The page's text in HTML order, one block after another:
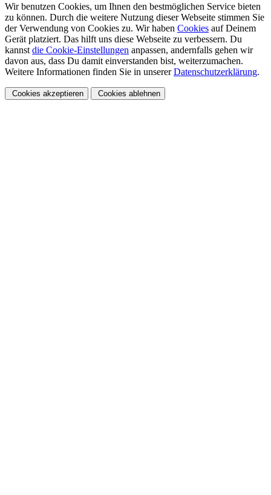
Wir benutzen Cookies, um Ihnen den bestmöglichen Service bieten
zu können. Durch die weitere Nutzung dieser Webseite stimmen Sie
der Verwendung von Cookies zu. Wir haben Cookies auf Deinem
Gerät platziert. Das hilft uns diese Webseite zu verbessern. Du
kannst die Cookie-Einstellungen anpassen, andernfalls gehen wir
davon aus, dass Du damit einverstanden bist, weiterzumachen.
Weitere Informationen finden Sie in unsererDatenschutzerklärung.
Cookies akzeptieren Cookies ablehnen